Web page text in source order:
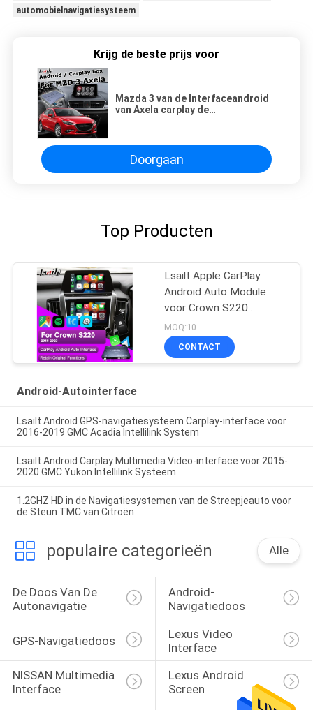
automobielnavigatiesysteem
Krijg de beste prijs voor
Mazda 3 van de Interfaceandroid
van Axela carplay de
Doorgaan
Top Producten
Lsailt Apple CarPlay
Android Auto Module
voor Crown S220
GSW224 2018-2022
Integratie Mobiele
telefoon spiegelbeelding,
MOQ:10
CONTACT
Android-Autointerface
Lsailt Android GPS-navigatiesysteem Carplay-interface voor
2016-2019 GMC Acadia Intellilink System
Lsailt Android Carplay Multimedia Video-interface voor 2015-
2020 GMC Yukon Intellilink Systeem
1.2GHZ HD in de Navigatiesystemen van de Streepjeauto voor
de Steun TMC van Citroën
populaire categorieën Alle
De Doos Van De
Autonavigatie
Android-
Navigatiedoos
GPS-Navigatiedoos
Lexus Video
Interface
NISSAN Multimedia
Interface
Lexus Android
Screen